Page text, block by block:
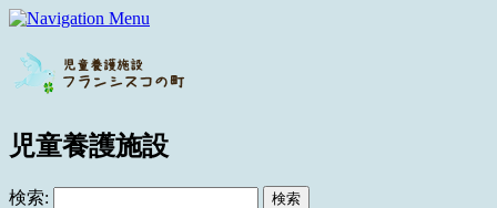
児童養護施設
検索: